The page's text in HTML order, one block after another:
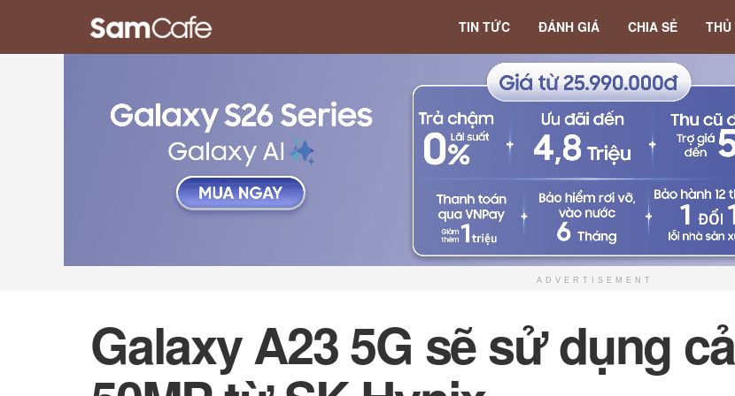
TIN TỨC ĐÁNH GIÁ CHIA SẺ THỦ
ADVERTISEMENT
Galaxy A23 5G sẽ sử dụng